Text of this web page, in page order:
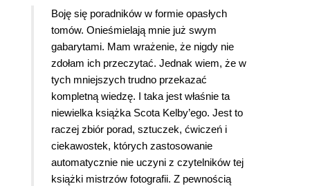
Boję się poradników w formie opasłych
tomów. Onieśmielają mnie już swym
gabarytami. Mam wrażenie, że nigdy nie
zdołam ich przeczytać. Jednak wiem, że w
tych mniejszych trudno przekazać
kompletną wiedzę. I taka jest właśnie ta
niewielka książka Scota Kelby’ego. Jest to
raczej zbiór porad, sztuczek, ćwiczeń i
ciekawostek, których zastosowanie
automatycznie nie uczyni z czytelników tej
książki mistrzów fotografii. Z pewnością